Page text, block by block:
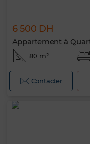
6 500 DH
Appartement à
80 m²
Contacter